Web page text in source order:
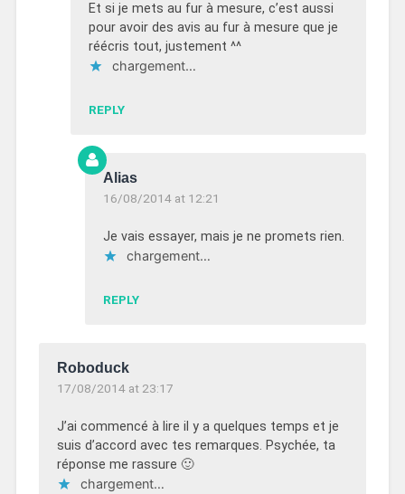
Et si je mets au fur à mesure, c’est aussi
pour avoir des avis au fur à mesure que je
réécris tout, justement ^^
chargement…
REPLY
Alias
16/08/2014 at 12:21
Je vais essayer, mais je ne promets rien.
chargement…
REPLY
Roboduck
17/08/2014 at 23:17
J’ai commencé à lire il y a quelques temps et je
suis d’accord avec tes remarques. Psychée, ta
réponse me rassure 🙂
chargement…